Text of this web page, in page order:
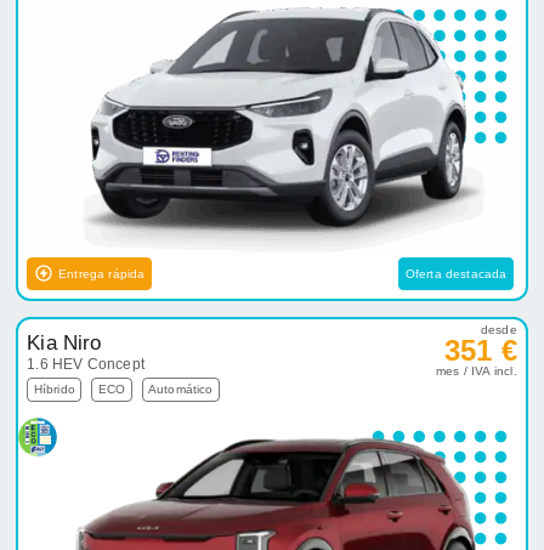
Entrega rápida Oferta destacada
Kia Niro
1.6 HEV Concept
Híbrido ECO Automático
desde
351 €
mes / IVA incl.